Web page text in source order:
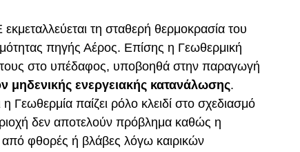
τη σταθερή θερμοκρασία του
πηγής Αέρος. Επίσης η Γεωθερμική
τους στο υπέδαφος, υποβοηθά στην παραγωγή
μηδενικής ενεργειακής κατανάλωσης.
η Γεωθερμία παίζει ρόλο κλειδί στο σχεδιασμό
δεν αποτελούν πρόβλημα καθώς η
από φθορές ή βλάβες λόγω καιρικών